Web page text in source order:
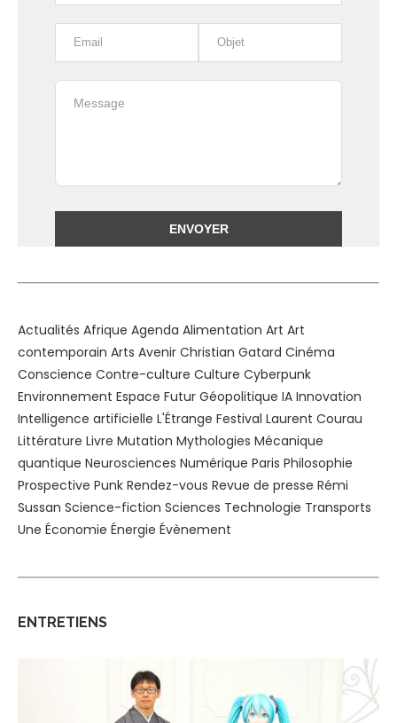
Actualités Afrique Agenda Alimentation Art Art
contemporain Arts Avenir Christian Gatard Cinéma
Conscience Contre-culture Culture Cyberpunk
Environnement Espace Futur Géopolitique IA Innovation
Intelligence artificielle L'Étrange Festival Laurent Courau
Littérature Livre Mutation Mythologies Mécanique
quantique Neurosciences Numérique Paris Philosophie
Prospective Punk Rendez-vous Revue de presse Rémi
Sussan Science-fiction Sciences Technologie Transports
Une Économie Énergie Évènement
ENTRETIENS